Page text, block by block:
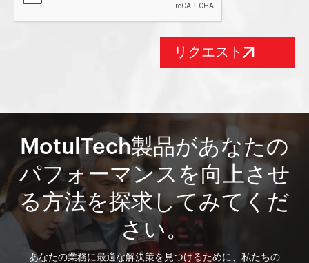
MotulTech製品があなたの
パフォーマンスを向上させ
る方法を探求してみてくだ
さい。
あなたの業務に最適な解決策を見つけるために、私たちの